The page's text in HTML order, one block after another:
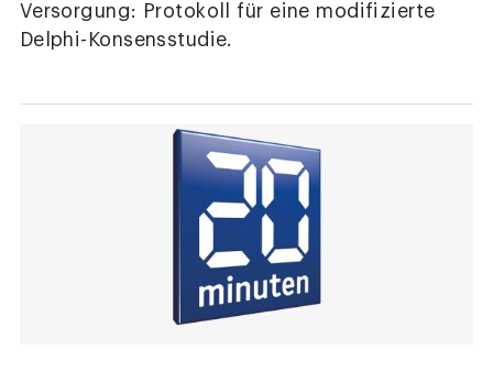
Versorgung: Protokoll für eine modifizierte
Delphi-Konsensstudie.